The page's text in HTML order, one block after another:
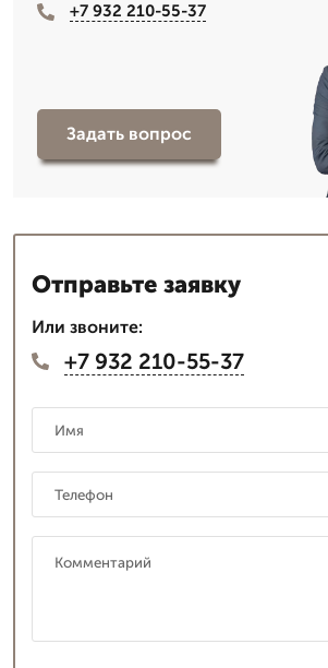
+7 932 210-55-37
Задать вопрос
Отправьте заявку
Или звоните:
+7 932 210-55-37